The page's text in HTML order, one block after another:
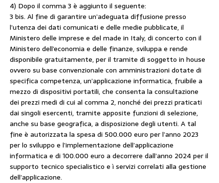
4) Dopo il comma 3 è aggiunto il seguente:
3 bis. Al fine di garantire un’adeguata diffusione presso
l’utenza dei dati comunicati e delle medie pubblicate, il
Ministero delle imprese e del made in Italy, di concerto con il
Ministero dell’economia e delle finanze, sviluppa e rende
disponibile gratuitamente, per il tramite di soggetto in house
ovvero su base convenzionale con amministrazioni dotate di
specifica competenza, un’applicazione informatica, fruibile a
mezzo di dispositivi portatili, che consenta la consultazione
dei prezzi medi di cui al comma 2, nonché dei prezzi praticati
dai singoli esercenti, tramite apposite funzioni di selezione,
anche su base geografica, a disposizione degli utenti. A tal
fine è autorizzata la spesa di 500.000 euro per l’anno 2023
per lo sviluppo e l’implementazione dell’applicazione
informatica e di 100.000 euro a decorrere dall’anno 2024 per il
supporto tecnico specialistico e ì servizi correlati alla gestione
dell’applicazione.